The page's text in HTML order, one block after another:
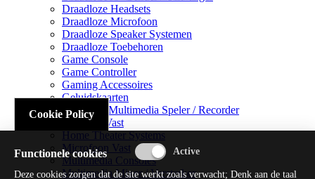
Draadloze Headsets
Draadloze Microfoon
Draadloze Speaker Systemen
Draadloze Toebehoren
Game Console
Game Controller
Gaming Accessoires
Geluidskaarten
Handheld Multimedia Speler / Recorder
Headsets Vast
Home Theater Systems
Microfoon Vast
Multimedia Consoles
Multimedia Mixer / Versterker
Cookie Policy
Functionele cookies
Deze cookies zorgen dat de site werkt zoals verwacht; Denk aan de taal